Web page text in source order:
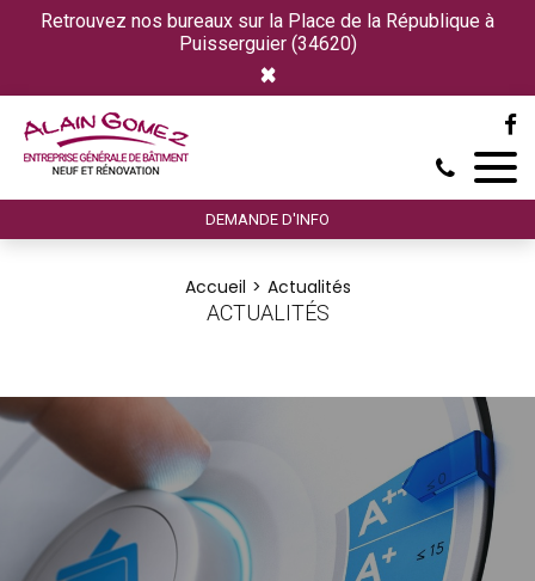
Retrouvez nos bureaux sur la Place de la République à
Puisserguier (34620)
×
DEMANDE D'INFO
Accueil Actualités
ACTUALITÉS